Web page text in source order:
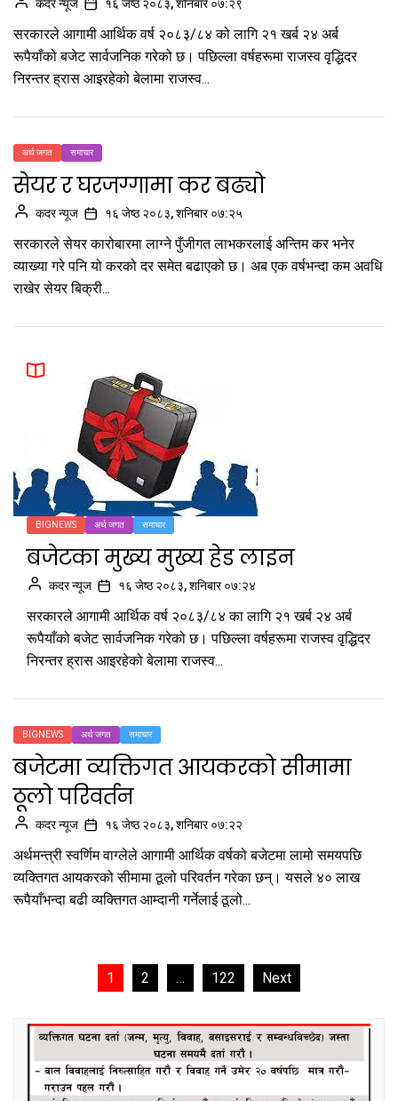
कदर न्यूज १६ जेष्ठ २०८३, शनिबार ०७:२९
सरकारले आगामी आर्थिक वर्ष २०८३/८४ को लागि २१ खर्ब २४ अर्ब
रूपैयाँको बजेट सार्वजनिक गरेको छ। पछिल्ला वर्षहरूमा राजस्व वृद्धिदर
निरन्तर ह्रास आइरहेको बेलामा राजस्व...
अर्थ जगत समाचार
सेयर र घरजग्गामा कर बढ्यो
कदर न्यूज १६ जेष्ठ २०८३, शनिबार ०७:२५
सरकारले सेयर कारोबारमा लाग्ने पुँजीगत लाभकरलाई अन्तिम कर भनेर
व्याख्या गरे पनि यो करको दर समेत बढाएको छ। अब एक वर्षभन्दा कम अवधि
राखेर सेयर बिक्री...
BIGNEWS अर्थ जगत समाचार
बजेटका मुख्य मुख्य हेड लाइन
कदर न्यूज १६ जेष्ठ २०८३, शनिबार ०७:२४
सरकारले आगामी आर्थिक वर्ष २०८३/८४ का लागि २१ खर्ब २४ अर्ब
रूपैयाँको बजेट सार्वजनिक गरेको छ। पछिल्ला वर्षहरूमा राजस्व वृद्धिदर
निरन्तर ह्रास आइरहेको बेलामा राजस्व...
BIGNEWS अर्थ जगत समाचार
बजेटमा व्यक्तिगत आयकरको सीमामा
ठूलो परिवर्तन
कदर न्यूज १६ जेष्ठ २०८३, शनिबार ०७:२२
अर्थमन्त्री स्वर्णिम वाग्लेले आगामी आर्थिक वर्षको बजेटमा लामो समयपछि
व्यक्तिगत आयकरको सीमामा ठूलो परिवर्तन गरेका छन्। यसले ४० लाख
रूपैयाँभन्दा बढी व्यक्तिगत आम्दानी गर्नेलाई ठूलो...
1 2 … 122 Next